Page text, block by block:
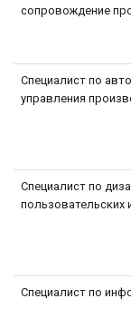
сопровождение
Специалист по
управления
Специалист по
пользовательских
Специалист по